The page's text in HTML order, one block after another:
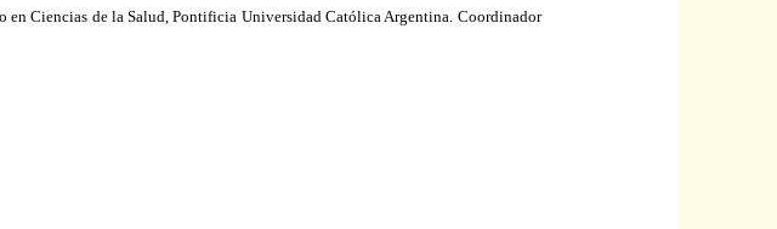
en Ciencias de la Salud , Pontificia Universidad Católica Argentina. Coordinador